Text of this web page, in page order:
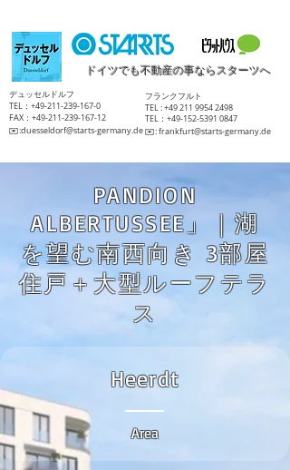
ドイツでも不動産の事ならスターツへ
​デュッセルドルフ
TEL：+49-211-239-167-0
FAX：+49-211-239-167-12
​✉️:duesseldorf@starts-germany.de
​フランクフルト
TEL :+49 211 9954 2498
TEL：+49-152-5391 0847
​✉️:frankfurt@starts-germany.de
PANDION
ALBERTUSSEE」｜湖
を望む南西向き 3部屋
住戸＋大型ルーフテラ
ス
Heerdt
Area